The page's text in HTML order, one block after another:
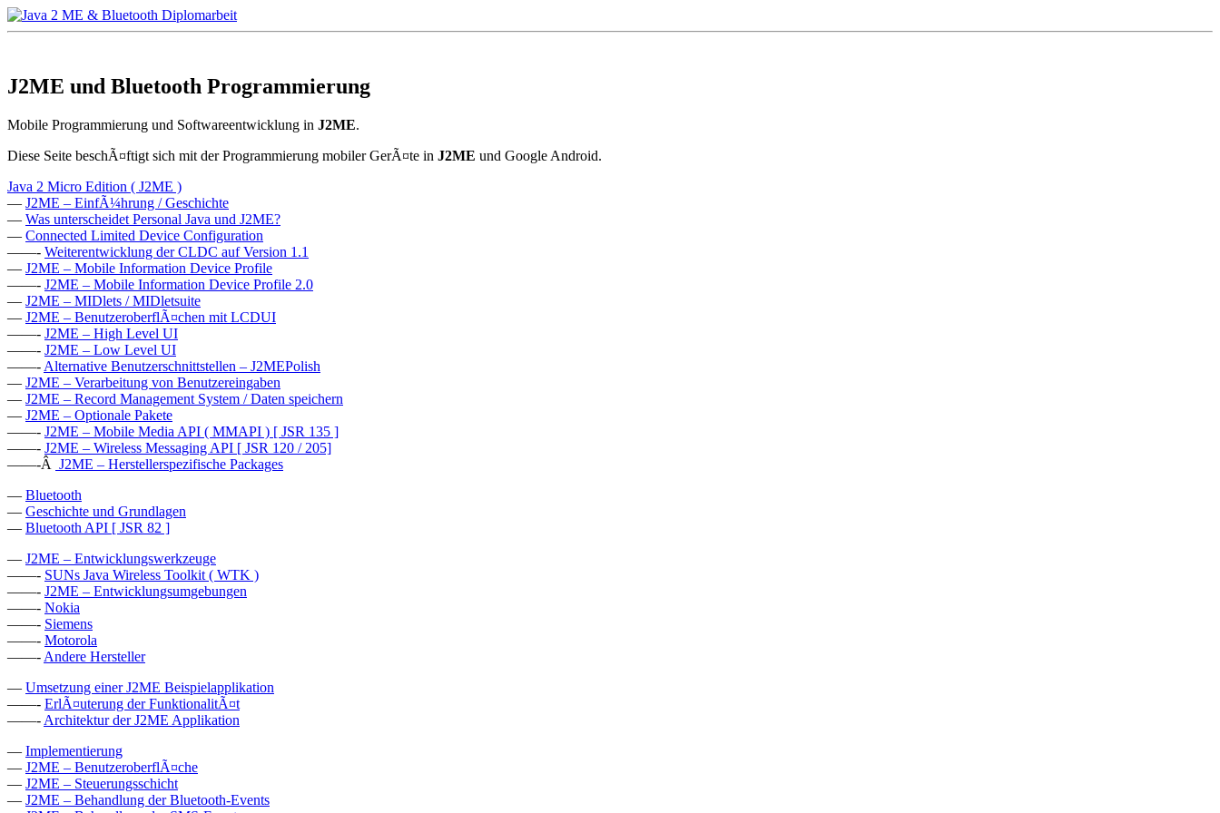
J2ME und Bluetooth Programmierung
Mobile Programmierung und Softwareentwicklung in J2ME.
Diese Seite beschÃ¤ftigt sich mit der Programmierung mobiler GerÃ¤te in J2ME und Google Android.
Java 2 Micro Edition ( J2ME )
— J2ME – EinfÃ¼hrung / Geschichte
— Was unterscheidet Personal Java und J2ME?
— Connected Limited Device Configuration
——- Weiterentwicklung der CLDC auf Version 1.1
— J2ME – Mobile Information Device Profile
——- J2ME – Mobile Information Device Profile 2.0
— J2ME – MIDlets / MIDletsuite
— J2ME – BenutzeroberflÃ¤chen mit LCDUI
——- J2ME – High Level UI
——- J2ME – Low Level UI
——- Alternative Benutzerschnittstellen – J2MEPolish
— J2ME – Verarbeitung von Benutzereingaben
— J2ME – Record Management System / Daten speichern
— J2ME – Optionale Pakete
——- J2ME – Mobile Media API ( MMAPI ) [ JSR 135 ]
——- J2ME – Wireless Messaging API [ JSR 120 / 205]
——-Â J2ME – Herstellerspezifische Packages
— Bluetooth
— Geschichte und Grundlagen
— Bluetooth API [ JSR 82 ]
— J2ME – Entwicklungswerkzeuge
——- SUNs Java Wireless Toolkit ( WTK )
——- J2ME – Entwicklungsumgebungen
——- Nokia
——- Siemens
——- Motorola
——- Andere Hersteller
— Umsetzung einer J2ME Beispielapplikation
——- ErlÃ¤uterung der FunktionalitÃ¤t
——- Architektur der J2ME Applikation
— Implementierung
— J2ME – BenutzeroberflÃ¤che
— J2ME – Steuerungsschicht
— J2ME – Behandlung der Bluetooth-Events